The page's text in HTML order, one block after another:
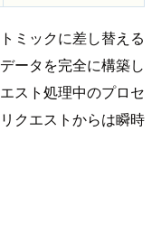
ミックに差し替える
ータを完全に構築し
スト処理中のプロセ
クエストからは瞬時